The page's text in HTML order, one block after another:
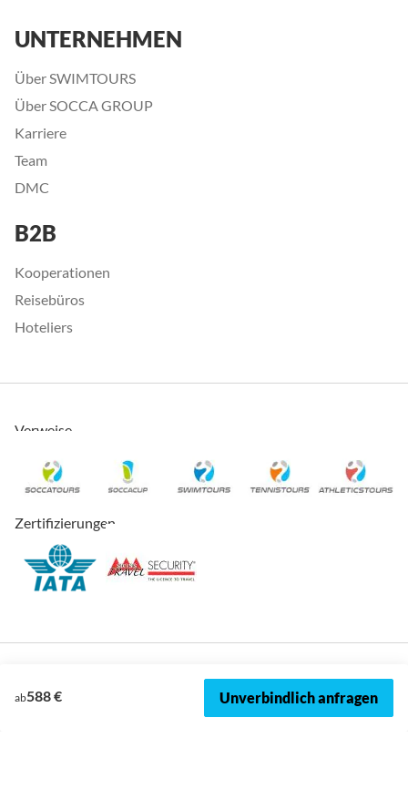
ab588 € Unverbindlich anfragen
UNTERNEHMEN
Über SWIMTOURS
Über SOCCA GROUP
Karriere
Team
DMC
B2B
Kooperationen
Reisebüros
Hoteliers
Verweise
Zertifizierungen